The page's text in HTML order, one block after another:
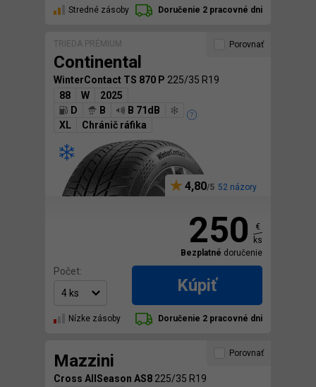
Stredné zásoby Doručenie 2 pracovné dni
TRIEDA PRÉMIUM
Continental
WinterContact TS 870 P 225/35 R19
88
W
2025
D
B
B 71dB
XL
Chránič ráfika
4,80 52 názory
Porovnať
250
€
ks
Bezplatné doručenie
Počet:
Kúpiť
Nízke zásoby Doručenie 2 pracovné dni
Mazzini
Cross AllSeason AS8 225/35 R19
Porovnať